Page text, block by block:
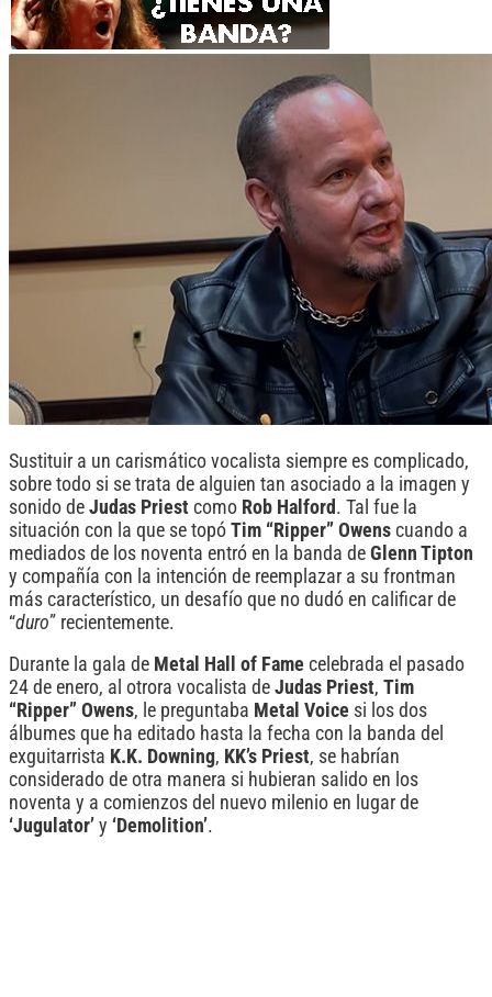
Sustituir a un carismático vocalista siempre es complicado,
sobre todo si se trata de alguien tan asociado a la imagen y
sonido de Judas Priest como Rob Halford . Tal fue la
situación con la que se topó Tim “Ripper” Owens cuando a
mediados de los noventa entró en la banda de Glenn Tipton
y compañía con la intención de reemplazar a su frontman
más característico, un desafío que no dudó en calificar de
“duro” recientemente.
Durante la gala de Metal Hall of Fame celebrada el pasado
24 de enero, al otrora vocalista de Judas Priest, Tim
“Ripper” Owens, le preguntaba Metal Voice si los dos
álbumes que ha editado hasta la fecha con la banda del
exguitarrista K.K. Downing, KK’s Priest, se habrían
considerado de otra manera si hubieran salido en los
noventa y a comienzos del nuevo milenio en lugar de
‘Jugulator’ y ‘Demolition’.